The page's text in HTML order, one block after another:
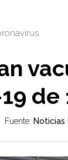
de
Fuente: Noticias